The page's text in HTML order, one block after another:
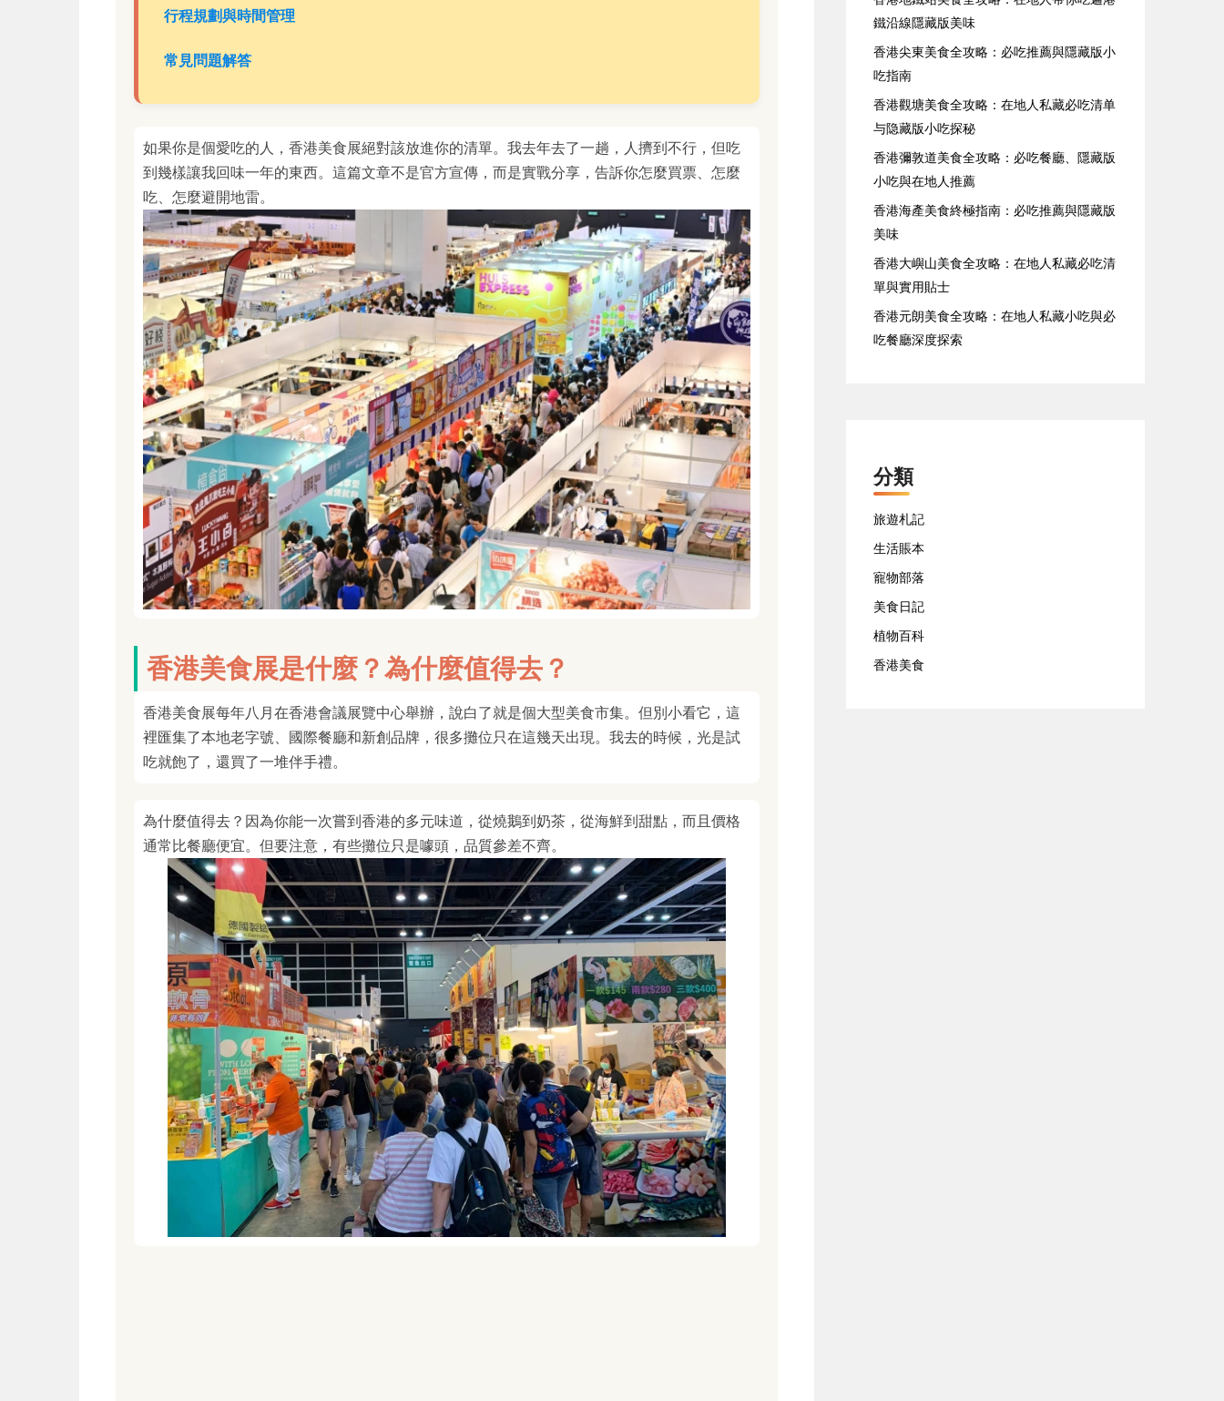
行程規劃與時間管理
常見問題解答
如果你是個愛吃的人，香港美食展絕對該放進你的清單。我去年去了一趟，人擠到不行，但吃
到幾樣讓我回味一年的東西。這篇文章不是官方宣傳，而是實戰分享，告訴你怎麼買票、怎麼
吃、怎麼避開地雷。
香港美食展是什麼？為什麼值得去？
香港美食展每年八月在香港會議展覽中心舉辦，說白了就是個大型美食市集。但別小看它，這
裡匯集了本地老字號、國際餐廳和新創品牌，很多攤位只在這幾天出現。我去的時候，光是試
吃就飽了，還買了一堆伴手禮。
為什麼值得去？因為你能一次嘗到香港的多元味道，從燒鵝到奶茶，從海鮮到甜點，而且價格
通常比餐廳便宜。但要注意，有些攤位只是噱頭，品質參差不齊。
鐵沿線隱藏版美味
香港尖東美食全攻略：必吃推薦與隱藏版小
吃指南
香港觀塘美食全攻略：在地人私藏必吃清单
与隐藏版小吃探秘
香港彌敦道美食全攻略：必吃餐廳、隱藏版
小吃與在地人推薦
香港海產美食終極指南：必吃推薦與隱藏版
美味
香港大嶼山美食全攻略：在地人私藏必吃清
單與實用貼士
香港元朗美食全攻略：在地人私藏小吃與必
吃餐廳深度探索
分類
旅遊札記
生活賬本
寵物部落
美食日記
植物百科
香港美食